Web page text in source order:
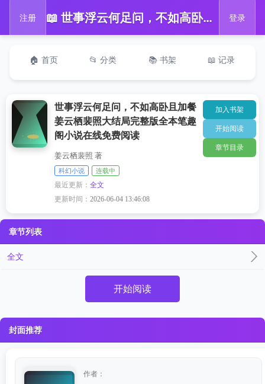
注册 📖 世事浮云何足问，不如高卧且加餐姜云栖裴照大结局完整版全本笔趣阁小说在线免费阅读 登录
🏠 首页 📂 分类 📚 书架 📖 记录
世事浮云何足问，不如高卧且加餐
姜云栖裴照大结局完整版全本笔趣
阁小说在线免费阅读
姜云栖裴照 著
科幻小说 连载中
最近更新：全文
更新时间：2026-06-04 13:46:08
加入书架
开始阅读
章节目录
章节列表
全文
开始阅读
封面推荐
作者：